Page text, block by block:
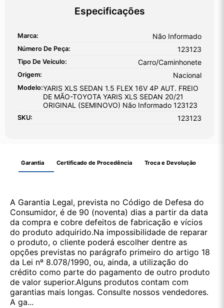
Especificações
Marca: Não Informado
Número De Peça: 123123
Tipo De Veículo: Carro/Caminhonete
Origem: Nacional
Modelo:YARIS XLS SEDAN 1.5 FLEX 16V 4P AUT. FREIO
DE MÃO-TOYOTA YARIS XLS SEDAN 20/21
ORIGINAL (SEMINOVO) Não Informado 123123
SKU: 123123
Garantia Certificado de Procedência Troca e Devolução
A Garantia Legal, prevista no Código de Defesa do
Consumidor, é de 90 (noventa) dias a partir da data
da compra e cobre defeitos de fabricação e vícios
do produto adquirido.Na impossibilidade de reparar
o produto, o cliente poderá escolher dentre as
opções previstas no parágrafo primeiro do artigo 18
da Lei nº 8.078/1990, ou, ainda, a utilização do
crédito como parte do pagamento de outro produto
de valor superior.Alguns produtos contam com
garantias mais longas. Consulte nossos vendedores.
A ga...